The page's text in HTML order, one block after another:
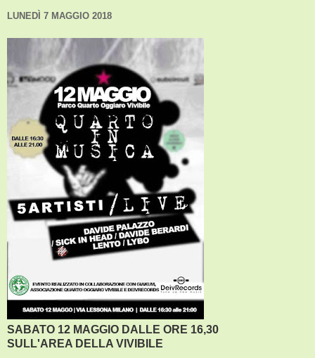
LUNEDÌ 7 MAGGIO 2018
SABATO 12 MAGGIO DALLE ORE 16,30
SULL'AREA DELLA VIVIBILE